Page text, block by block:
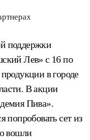
поддержки
Лев» с 16 по
в городе
В акции
Пива».
попробовать сет из
вошли